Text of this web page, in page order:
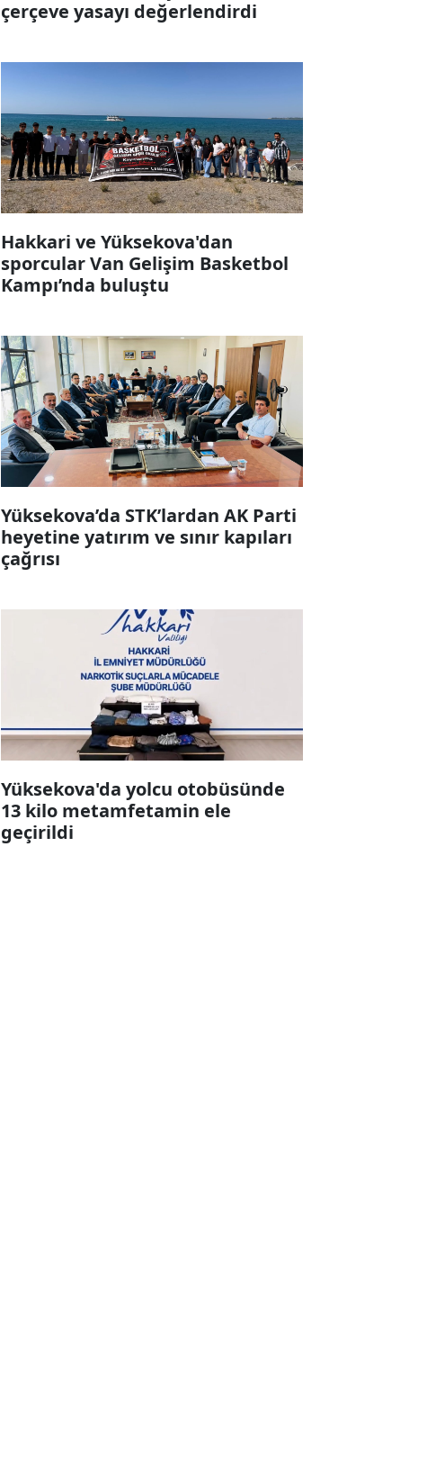
çerçeve yasayı değerlendirdi
Hakkari ve Yüksekova'dan
sporcular Van Gelişim Basketbol
Kampı’nda buluştu
Yüksekova’da STK’lardan AK Parti
heyetine yatırım ve sınır kapıları
çağrısı
Yüksekova'da yolcu otobüsünde
13 kilo metamfetamin ele
geçirildi